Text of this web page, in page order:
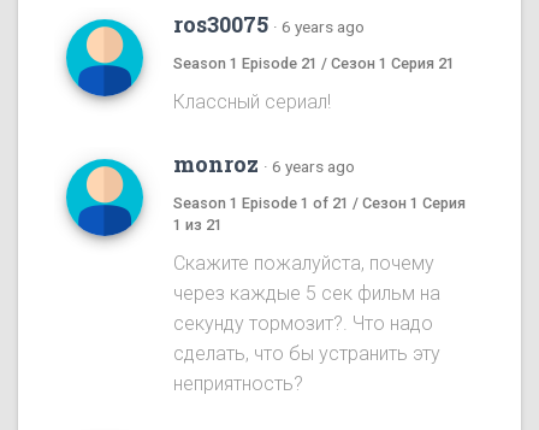
ros30075 · 6 years ago
Season 1 Episode 21 / Сезон 1 Серия 21
Классный сериал!
monroz · 6 years ago
Season 1 Episode 1 of 21 / Сезон 1 Серия
1 из 21
Скажите пожалуйста, почему
через каждые 5 сек фильм на
секунду тормозит?. Что надо
сделать, что бы устранить эту
неприятность?